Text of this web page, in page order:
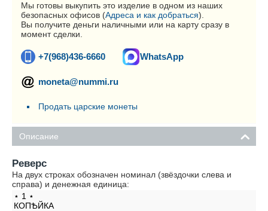
Мы готовы выкупить это изделие в одном из наших
безопасных офисов (Адреса и как добраться).
Вы получите деньги наличными или на карту сразу в
момент сделки.
+7(968)436-6660 WhatsApp
moneta@nummi.ru
Продать царские монеты
Описание
Реверс
На двух строках обозначен номинал (звёздочки слева и
справа) и денежная единица:
⋆ 1 ⋆
КОПѢЙКА